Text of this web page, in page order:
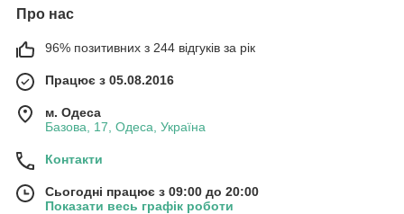
Про нас
96% позитивних з 244 відгуків за рік
Працює з 05.08.2016
м. Одеса
Базова, 17, Одеса, Україна
Контакти
Сьогодні працює з 09:00 до 20:00
Показати весь графік роботи